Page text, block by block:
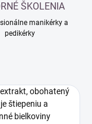
ŠKOLENIA
manikérky a
pedikérky
obohatený
štiepeniu a
bielkoviny